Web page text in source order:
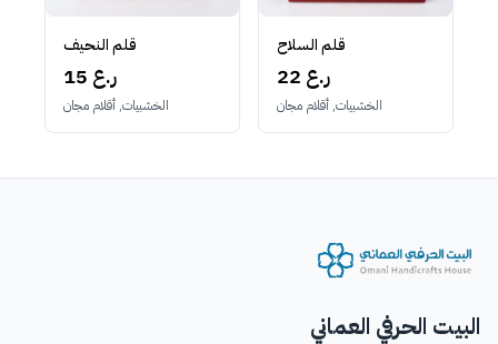
قلم النحيف
15 ر.ع
الخشبيات, أقلام مجان
قلم السلاح
22 ر.ع
الخشبيات, أقلام مجان
البيت الحرفي العماني